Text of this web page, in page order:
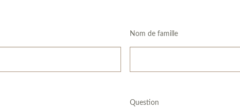
Nom de famille
Question